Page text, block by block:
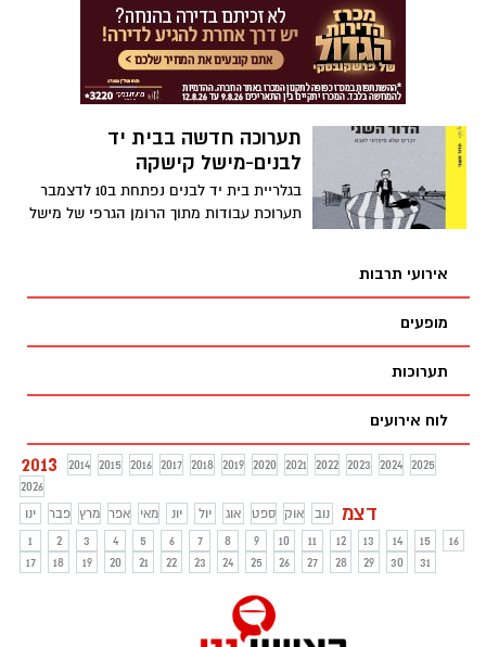
תערוכה חדשה בבית יד
לבנים-מישל קישקה
בגלריית בית יד לבנים נפתחת ב10 לדצמבר
תערוכת עבודות מתוך הרומן הגרפי של מישל
בית יד לבנים- מסע בין כובד לקלילות
אירועי תרבות
מופעים
תערוכות
לוח אירועים
2013 2014 2015 2016 2017 2018 2019 2020 2021 2022 2023 2024 2025
2026
ינו
פבר מרץ אפר מאי יונ יול אוג ספט אוק נוב דצמ
1 2 3 4 5 6 7 8 9 10 11 12 13 14 15
16
17
18 19 20 21 22 23 24 25 26 27 28 29 30 31